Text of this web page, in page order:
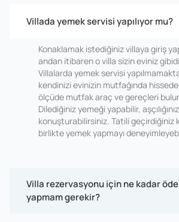
Villada yemek servisi yapılıyor mu?
Konaklamak istediğiniz villaya giriş
andan itibaren o villa sizin eviniz
Villalarda yemek servisi
kendinizi evinizin mutfağında
ölçüde mutfak araç ve gereçleri
Dilediğiniz yemeği yapabilir,
konuşturabilirsiniz. Tatili geçirdiğiniz
birlikte yemek yapmayı
Villa rezervasyonu için ne kadar
yapmam gerekir?